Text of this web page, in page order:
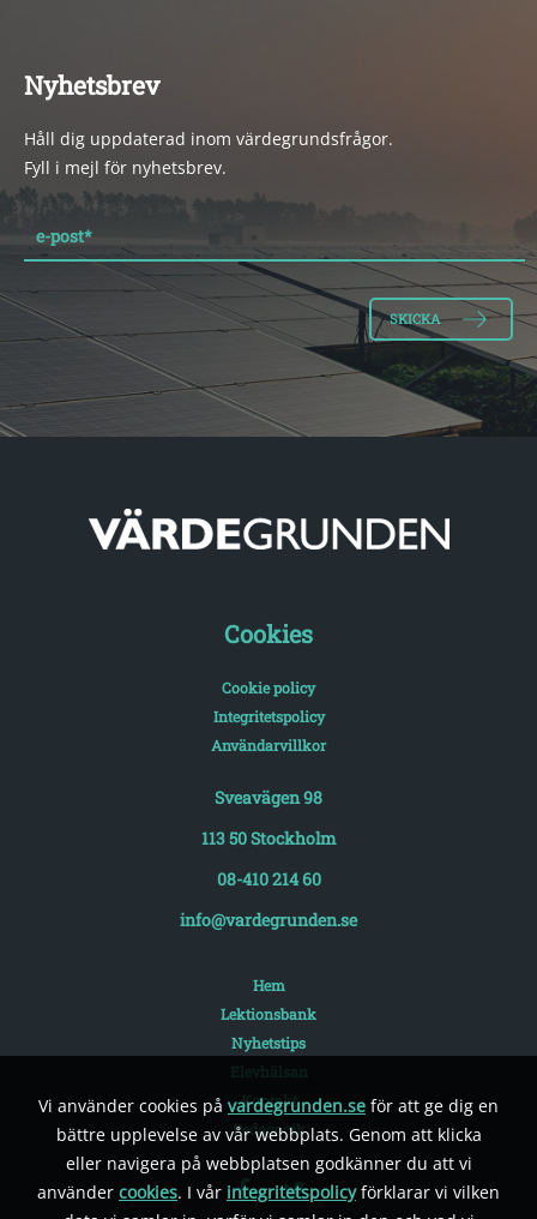
Vi använder cookies på vardegrunden.se för att ge dig en
bättre upplevelse av vår webbplats. Genom att klicka
eller navigera på webbplatsen godkänner du att vi
använder cookies. I vår integritetspolicyförklarar vi vilken
Nyhetsbrev
Håll dig uppdaterad inom värdegrundsfrågor.
Fyll i mejl för nyhetsbrev.
e-post*
Cookies
Cookie policy
Integritetspolicy
Användarvillkor
Sveavägen 98
113 50 Stockholm
08-410 214 60
info@vardegrunden.se
Hem
Lektionsbank
Nyhetstips
Kontakt
Pedagogik